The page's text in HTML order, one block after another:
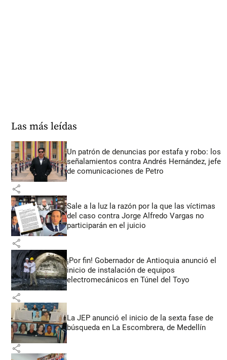
Las más leídas
Un patrón de denuncias por estafa y robo: los
señalamientos contra Andrés Hernández, jefe
de comunicaciones de Petro
share
Sale a la luz la razón por la que las víctimas
del caso contra Jorge Alfredo Vargas no
participarán en el juicio
share
¡Por fin! Gobernador de Antioquia anunció el
inicio de instalación de equipos
electromecánicos en Túnel del Toyo
share
La JEP anunció el inicio de la sexta fase de
búsqueda en La Escombrera, de Medellín
share